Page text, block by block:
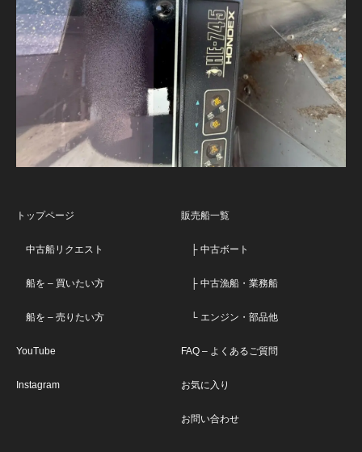
トップページ
中古船リクエスト
船を – 買いたい方
船を – 売りたい方
YouTube
Instagram
販売船一覧
├ 中古ボート
├ 中古漁船・業務船
└ エンジン・部品他
FAQ – よくあるご質問
お気に入り
お問い合わせ